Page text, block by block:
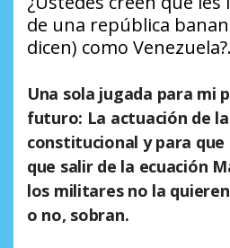
de una república
dicen) como Venezuela?.
Una sola jugada para mi
futuro: La actuación de
constitucional y para que
que salir de la ecuación
los militares no la
o no, sobran.